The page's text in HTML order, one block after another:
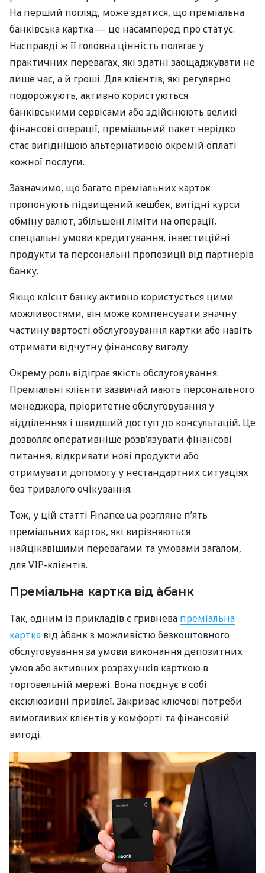
На перший погляд, може здатися, що преміальна
банківська картка — це насамперед про статус.
Насправді ж її головна цінність полягає у
практичних перевагах, які здатні заощаджувати не
лише час, а й гроші. Для клієнтів, які регулярно
подорожують, активно користуються
банківськими сервісами або здійснюють великі
фінансові операції, преміальний пакет нерідко
стає вигіднішою альтернативою окремій оплаті
кожної послуги.
Зазначимо, що багато преміальних карток
пропонують підвищений кешбек, вигідні курси
обміну валют, збільшені ліміти на операції,
спеціальні умови кредитування, інвестиційні
продукти та персональні пропозиції від партнерів
банку.
Якщо клієнт банку активно користується цими
можливостями, він може компенсувати значну
частину вартості обслуговування картки або навіть
отримати відчутну фінансову вигоду.
Окрему роль відіграє якість обслуговування.
Преміальні клієнти зазвичай мають персонального
менеджера, пріоритетне обслуговування у
відділеннях і швидший доступ до консультацій. Це
дозволяє оперативніше розв’язувати фінансові
питання, відкривати нові продукти або
отримувати допомогу у нестандартних ситуаціях
без тривалого очікування.
Тож, у цій статті Finance.ua розгляне п’ять
преміальних карток, які вирізняються
найцікавішими перевагами та умовами загалом,
для VIP-клієнтів.
Преміальна картка від àбанк
Так, одним із прикладів є гривнева преміальна
картка від àбанк з можливістю безкоштовного
обслуговування за умови виконання депозитних
умов або активних розрахунків карткою в
торговельній мережі. Вона поєднує в собі
ексклюзивні привілеї. Закриває ключові потреби
вимогливих клієнтів у комфорті та фінансовій
вигоді.